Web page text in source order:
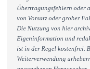
Übertragungsfehlern oder
von Vorsatz oder grober
Die Nutzung von hier
Eigeninformation und
ist in der Regel kostenfrei.
Weiterverwendung